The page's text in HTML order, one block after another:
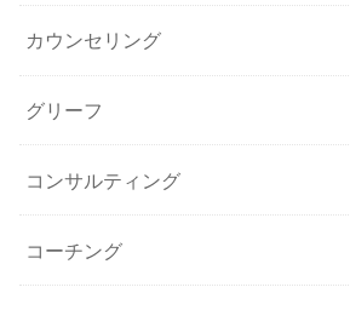
カウンセリング
グリーフ
コンサルティング
コーチング